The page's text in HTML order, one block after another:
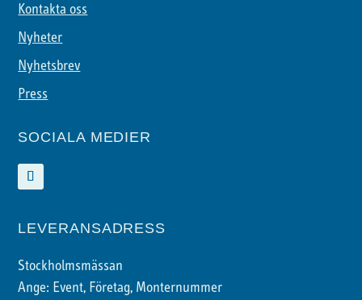
Kontakta oss
Nyheter
Nyhetsbrev
Press
SOCIALA MEDIER
LEVERANSADRESS
Stockholmsmässan
Ange: Event, Företag, Monternummer